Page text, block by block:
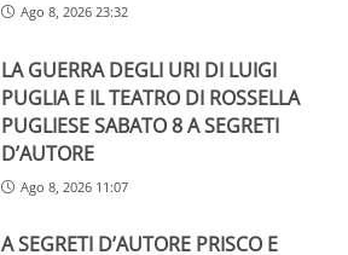
Ago 8, 2026 23:32
LA GUERRA DEGLI URI DI LUIGI
PUGLIA E IL TEATRO DI ROSSELLA
PUGLIESE SABATO 8 A SEGRETI
D’AUTORE
Ago 8, 2026 11:07
A SEGRETI D’AUTORE PRISCO E